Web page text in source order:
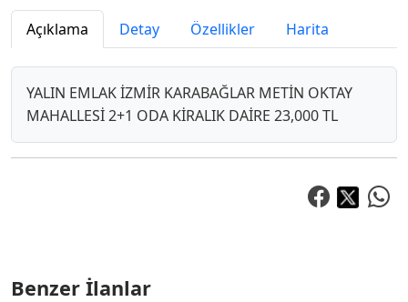
Açıklama Detay Özellikler Harita
YALIN EMLAK İZMİR KARABAĞLAR METİN OKTAY
MAHALLESİ 2+1 ODA KİRALIK DAİRE 23,000 TL
Benzer İlanlar